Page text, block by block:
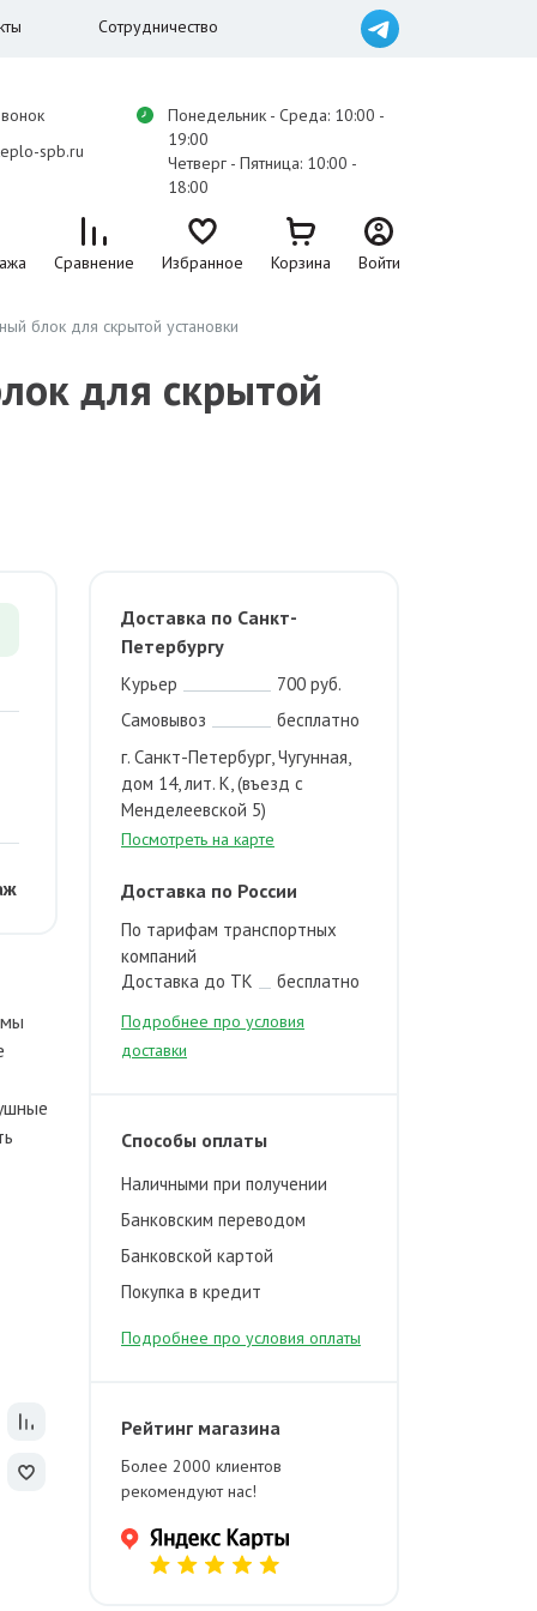
Сотрудничество
spb.ru
Понедельник - Среда: 10:00 -
19:00
Четверг - Пятница: 10:00 -
18:00
Сравнение Избранное Корзина Войти
блок для скрытой установки
для скрытой
Доставка по Санкт-
Петербургу
Курьер
700 руб.
Самовывоз
бесплатно
г. Санкт-Петербург, Чугунная,
дом 14, лит. К, (въезд с
Менделеевской 5)
Посмотреть на карте
Доставка по России
По тарифам транспортных
компаний
Доставка до ТК
бесплатно
Подробнее про условия
доставки
Способы оплаты
Наличными при получении
Банковским переводом
Банковской картой
Покупка в кредит
Подробнее про условия оплаты
Рейтинг магазина
Более 2000 клиентов
рекомендуют нас!